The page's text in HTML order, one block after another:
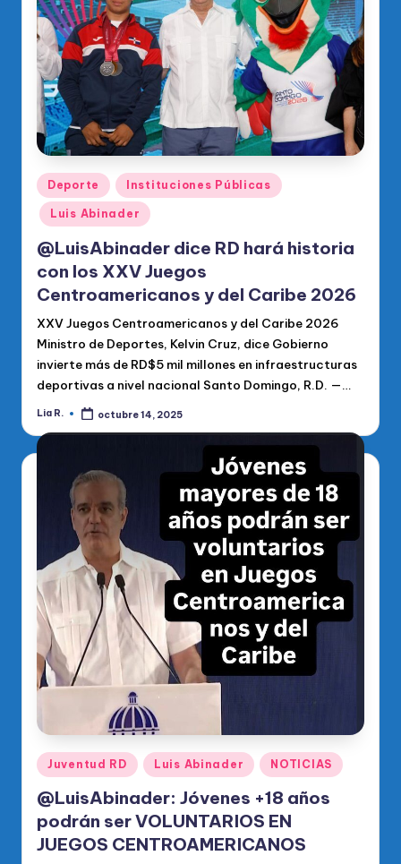
di
c
o
O
fi
ci
al
d
el
P
R
M
Publicado
en
Deporte Instituciones Públicas
Luis Abinader
@LuisAbinader dice RD hará historia
con los XXV Juegos
Centroamericanos y del Caribe 2026
XXV Juegos Centroamericanos y del Caribe 2026
Ministro de Deportes, Kelvin Cruz, dice Gobierno
invierte más de RD$5 mil millones en infraestructuras
deportivas a nivel nacional Santo Domingo, R.D. —…
Publicado
Lia R. octubre 14, 2025
Publicado
en
Juventud RD Luis Abinader NOTICIAS
@LuisAbinader: Jóvenes +18 años
podrán ser VOLUNTARIOS EN
JUEGOS CENTROAMERICANOS